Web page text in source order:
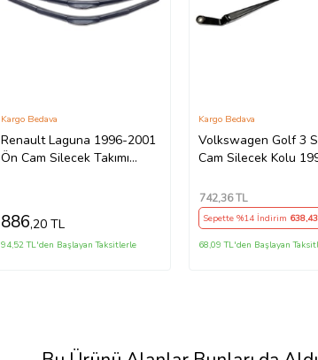
Renault Laguna 1996-2001
Ön Cam Silecek Takımı
Kargo Bedava
886,20 TL
94,52 TL'den Başlayan Taksitlerle
Volkswagen Golf 3
Cam Silecek Kolu
Kargo Bedava
742,36 TL
Sepette %14 İndirim 638
68,09 TL'den Başlayan